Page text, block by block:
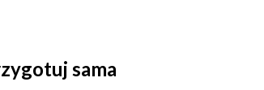
sama